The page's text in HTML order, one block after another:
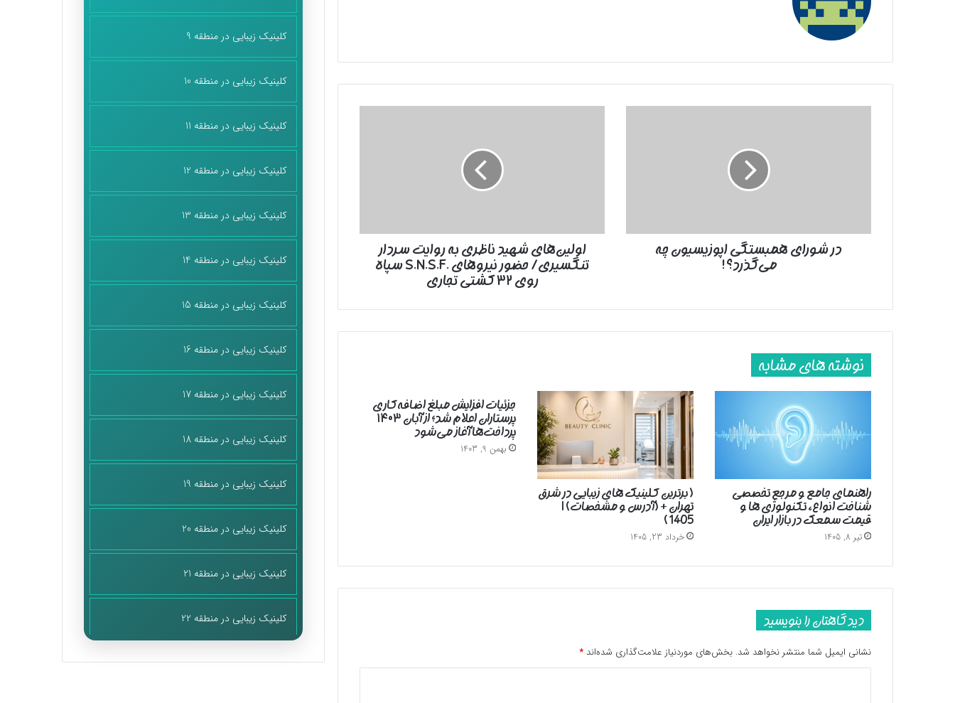
در شورای همبستگی اپوزیسیون چه
می‌گذرد؟!
نیروهای
.S.N.S.F
سپاه
کشتی
اولین‌های شهید ناظری به‌ روایت سردار
تنگسیری/ حضور نیروهای .S.N.S.F سپاه
روی ۳۲ کشتی تجاری
نوشته های مشابه
راهنمای جامع و مرجع تخصصی
شناخت انواع، تکنولوژی ها و
قیمت سمعک در بازار ایران
تیر 8, 1405
( برترین کلینیک های زیبایی در شرق
تهران + (آدرس و مشخصات) |
1405 )
خرداد 23, 1405
جزئیات افزایش مبلغ اضافه‌کاری
پرستاران اعلام شد؛ از آبان ۱۴۰۳
پرداخت‌ها آغاز می‌شود
بهمن 9, 1403
دیدگاهتان را بنویسید
نشانی ایمیل شما منتشر نخواهد شد. بخش‌های موردنیاز علامت‌گذاری شده‌اند *
کلینیک زیبایی در منطقه 9
کلینیک زیبایی در منطقه 10
کلینیک زیبایی در منطقه 11
کلینیک زیبایی در منطقه 12
کلینیک زیبایی در منطقه 13
کلینیک زیبایی در منطقه 14
کلینیک زیبایی در منطقه 15
کلینیک زیبایی در منطقه 16
کلینیک زیبایی در منطقه 17
کلینیک زیبایی در منطقه 18
کلینیک زیبایی در منطقه 19
کلینیک زیبایی در منطقه 20
کلینیک زیبایی در منطقه 21
کلینیک زیبایی در منطقه 22